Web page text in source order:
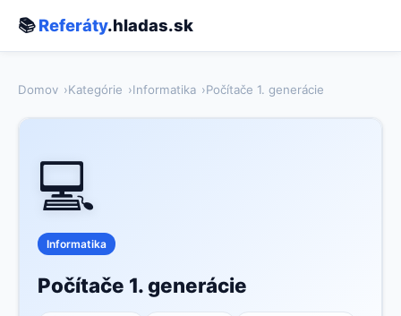
📚Referáty.hladas.sk
Domov Kategórie Informatika Počítače 1. generácie
💻
Informatika
Počítače 1. generácie